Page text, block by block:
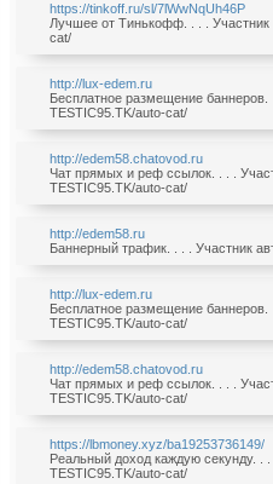
https://tinkoff.ru/sl/7lWwNqUh46P
Лучшее от Тинькофф. . . . Участник
cat/
http://lux-edem.ru
Бесплатное размещение баннеров.
TESTIC95.TK/auto-cat/
http://edem58.chatovod.ru
Чат прямых и реф ссылок. . . .
TESTIC95.TK/auto-cat/
http://edem58.ru
Баннерный трафик. . . . Участник
http://lux-edem.ru
Бесплатное размещение баннеров.
TESTIC95.TK/auto-cat/
http://edem58.chatovod.ru
Чат прямых и реф ссылок. . . .
TESTIC95.TK/auto-cat/
https://lbmoney.xyz/ba19253736149/
Реальный доход каждую секунду. . .
TESTIC95.TK/auto-cat/